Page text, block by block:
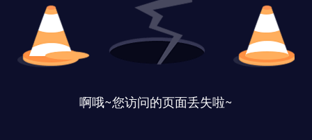
啊哦~您访问的页面丢失啦~